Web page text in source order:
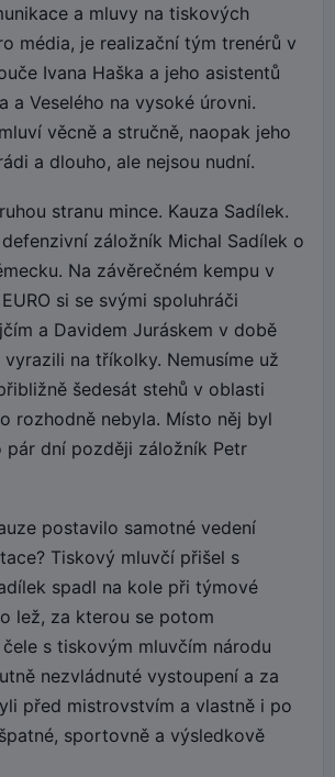
a mluvy na tiskových
média, je realizační tým trenérů v
Ivana Haška a jeho asistentů
a Veselého na vysoké úrovni.
věcně a stručně, naopak jeho
a dlouho, ale nejsou nudní.
stranu mince. Kauza Sadílek.
záložník Michal Sadílek o
Na závěrečném kempu v
si se svými spoluhráči
a Davidem Juráskem v době
na tříkolky. Nemusíme už
šedesát stehů v oblasti
rozhodně nebyla. Místo něj byl
pár dní později záložník Petr
postavilo samotné vedení
Tiskový mluvčí přišel s
spadl na kole při týmové
lež, za kterou se potom
s tiskovým mluvčím národu
nezvládnuté vystoupení a za
před mistrovstvím a vlastně i po
sportovně a výsledkově